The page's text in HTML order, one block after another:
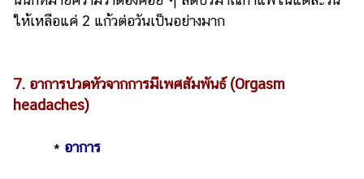
ให้เหลือแค่ 2 แก้วต่อวันเป็นอย่างมาก
7. อาการปวดหัวจากการมีเพศสัมพันธ์ (Orgasm
headaches)
* อาการ